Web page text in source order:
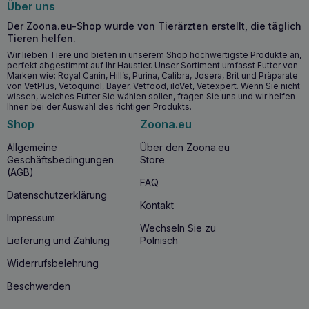
Schnelle Verbesserung der Darmgesundheit und der
Stuhlregulierung innerhalb von 24 Stunden.
Unterstützung einer gesunden Darmmikroflora und
Verringerung des Wiederauftretens von
Verdauungsstörungen.
Erhöhter Natrium- und Kaliumgehalt zur Unterstützung
einer guten Verdauung.
Hochverdauliche Zutaten für bessere Verdaulichkeit und
Verdauungskomfort.
Wann sollten Sie mit HILL’S GI Biome
Digestive/Fibre Care für Katzen 3kg beginnen?
HILL’S GI Biome Digestive/Fibre Care für Katzen 3kg sollte
verabreicht werden, wenn bei erwachsenen Katzen
Verdauungsstörungen
wieDurchfall, Verstopfung
allgemeine Resorptionsprobleme des Darms
beobachtet werden. Dies ist besonders wichtig, wenn
herkömmliche Diäten nicht funktionieren und die
spezielle Pflege erfordert. Dieses Futter ist für Katzen
Über uns
Der Zoona.eu-Shop wurde von Tierärzten erstellt, die täglich
Tieren helfen.
Wir lieben Tiere und bieten in unserem Shop hochwertigste Produkte an,
perfekt abgestimmt auf Ihr Haustier. Unser Sortiment umfasst Futter von
Marken wie: Royal Canin, Hill’s, Purina, Calibra, Josera, Brit und Präparate
von VetPlus, Vetoquinol, Bayer, Vetfood, iloVet, Vetexpert. Wenn Sie nicht
wissen, welches Futter Sie wählen sollen, fragen Sie uns und wir helfen
Ihnen bei der Auswahl des richtigen Produkts.
Shop
Allgemeine
Geschäftsbedingungen
(AGB)
Datenschutzerklärung
Impressum
Lieferung und Zahlung
Widerrufsbelehrung
Beschwerden
Zoona.eu
Über den Zoona.eu
Store
FAQ
Kontakt
Wechseln Sie zu
Polnisch